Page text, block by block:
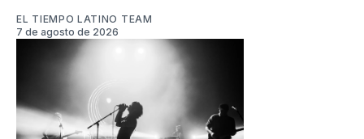
EL TIEMPO LATINO TEAM
7 de agosto de 2026